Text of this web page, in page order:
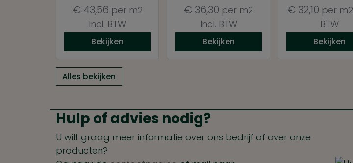
€ 43,56 per m2
Incl. BTW
Bekijken
€ 36,30 per m2
Incl. BTW
Bekijken
€ 32,10 per m2
BTW
Bekijken
Alles bekijken
Hulp of advies nodig?
U wilt graag meer informatie over ons bedrijf of over onze
producten?